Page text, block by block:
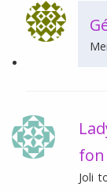
fon
Joli